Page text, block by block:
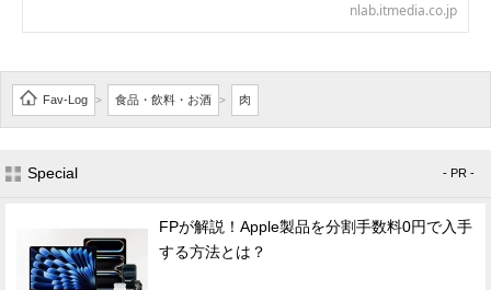
nlab.itmedia.co.jp
Fav-Log > 食品・飲料・お酒 > 肉
Special - PR -
FPが解説！Apple製品を分割手数料0円で入手
する方法とは？